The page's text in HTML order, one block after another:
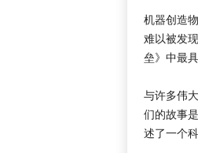
机器创造
难以被发
垒》中最
与许多伟
们的故事
述了一个